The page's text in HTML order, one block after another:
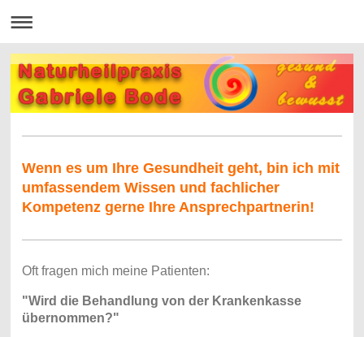
Wenn es um Ihre Gesundheit geht, bin ich mit
umfassendem Wissen und fachlicher
Kompetenz gerne Ihre Ansprechpartnerin!
Oft fragen mich meine Patienten:
"Wird die Behandlung von der Krankenkasse
übernommen?"